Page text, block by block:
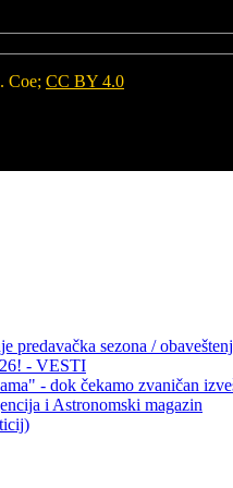
Coe; CC BY 4.0
predavačka sezona /
- VESTI
- dok čekamo zvaničan
i Astronomski magazin